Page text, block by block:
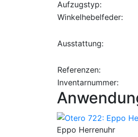
Aufzugstyp:
Winkelhebelfeder:
Ausstattung:
Referenzen:
Inventarnummer:
Eppo Herrenuhr